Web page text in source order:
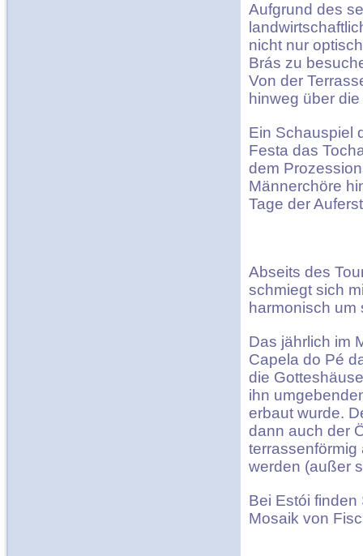
Aufgrund des
nicht nur
Brás zu
Von der
hinweg über
Ein Schauspiel
Festa das
dem
Männerchöre
Tage der
Abseits des
schmiegt sich
harmonisch um
Das jährlich im
Capela do Pé
die
ihn
erbaut wurde.
dann auch der
werden (außer
Bei Estói
Mosaik von